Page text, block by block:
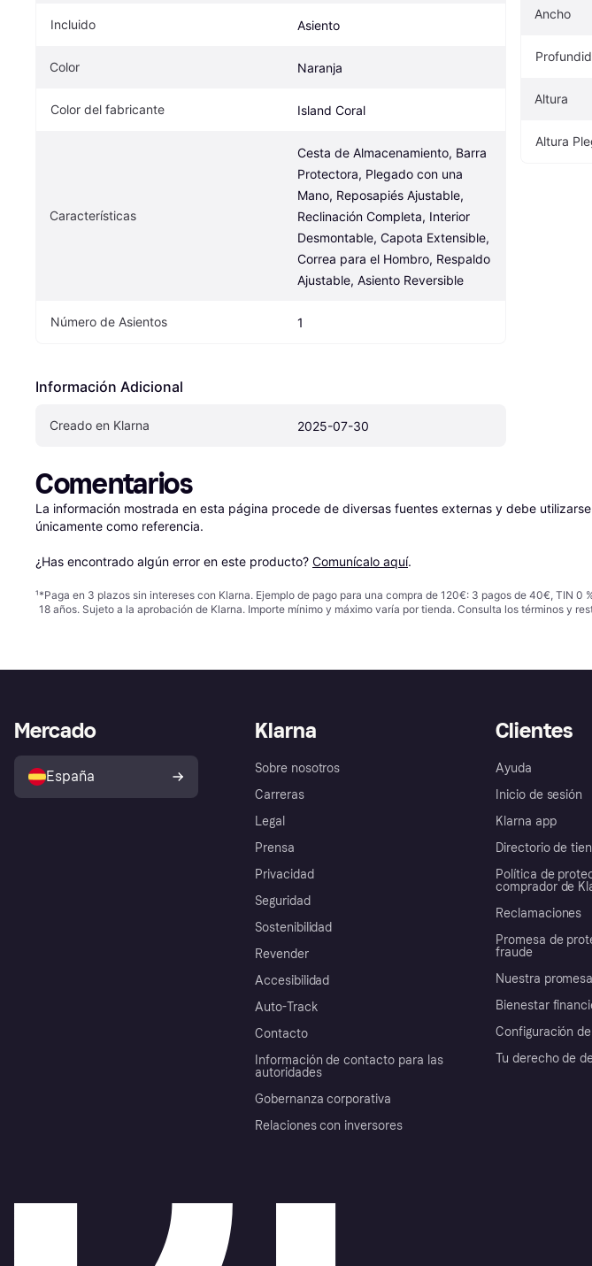
Incluido Asiento
Color Naranja
Color del fabricante Island Coral
Características
Cesta de Almacenamiento, Barra
Protectora, Plegado con una
Mano, Reposapiés Ajustable,
Reclinación Completa, Interior
Desmontable, Capota Extensible,
Correa para el Hombro, Respaldo
Ajustable, Asiento Reversible
Número de Asientos 1
Información Adicional
Creado en Klarna 2025-07-30
Ancho
Altura
Altura
Comentarios
La información mostrada en esta página procede de diversas fuentes externas y debe utilizarse
únicamente como referencia.
¿Has encontrado algún error en este producto? Comunícalo aquí.
¹*Paga en 3 plazos sin intereses con Klarna. Ejemplo de pago para una compra de 120€: 3 pagos de 40€, TIN
18 años. Sujeto a la aprobación de Klarna. Importe mínimo y máximo varía por tienda. Consulta los términos y
Klarna
Sobre nosotros
Carreras
Legal
Prensa
Privacidad
Seguridad
Sostenibilidad
Revender
Accesibilidad
Auto-Track
Contacto
Información de contacto para las
autoridades
Gobernanza corporativa
Relaciones con inversores
Clientes
Ayuda
Inicio de sesión
Klarna app
Directorio de
Política de
comprador de
Reclamaciones
Promesa de
fraude
Nuestra promesa
Bienestar
Configuración
Tu derecho de
Mercado
España